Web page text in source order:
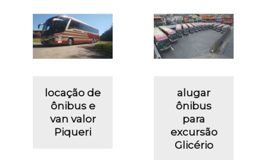
locação de
ônibus e
van valor
Piqueri
alugar
ônibus
para
excursão
Glicério